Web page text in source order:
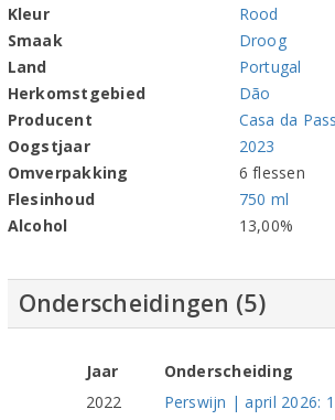
Kleur
Rood
Smaak
Droog
Land
Portugal
Herkomstgebied
Dão
Producent
Casa da
Oogstjaar
2023
Omverpakking
6 flessen
Flesinhoud
750 ml
Alcohol
13,00%
Onderscheidingen (5)
Jaar
Onderscheiding
2022
Perswijn | april 2026: